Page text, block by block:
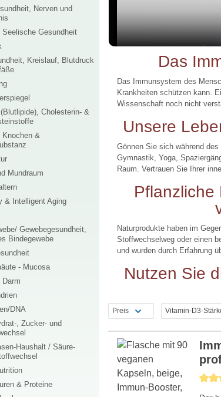
Nerven und
Seelische Gesundheit
Kreislauf, Blutdruck
Cholesterin- &
Knochen &
Mundraum
& Intelligent Aging
Gewebegesundheit,
Bindegewebe
- Mucosa
Darm
DNA
, Zucker- und
Haushalt / Säure-
& Proteine
Das
Das Immunsystem des
Krankheiten schützen kann.
Wissenschaft noch nicht
Unsere
Gönnen Sie sich während
Gymnastik, Yoga,
Raum. Vertrauen Sie Ihrer
Pflanzliche
Naturprodukte haben im
Stoffwechselweg oder einen
und wurden durch Erfahrung
Nutzen Sie
Preis Vitamin-D3-